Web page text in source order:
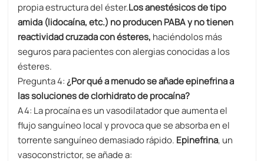
propia estructura del éster.Los anestésicos de tipo
amida (lidocaína, etc.) no producen PABA y no tienen
reactividad cruzada con ésteres, haciéndolos más
seguros para pacientes con alergias conocidas a los
ésteres.
Pregunta 4:¿Por qué a menudo se añade epinefrina a
las soluciones de clorhidrato de procaína?
A4: La procaína es un vasodilatador que aumenta el
flujo sanguíneo local y provoca que se absorba en el
torrente sanguíneo demasiado rápido. ​Epinefrina, un
vasoconstrictor, se añade a: